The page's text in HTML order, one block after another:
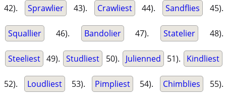
42). Sprawlier 43). Crawliest 44). Sandflies 45).
Squallier 46). Bandolier 47). Statelier 48).
Steeliest 49). Studliest 50). Julienned 51). Kindliest
52). Loudliest 53). Pimpliest 54). Chimblies 55).